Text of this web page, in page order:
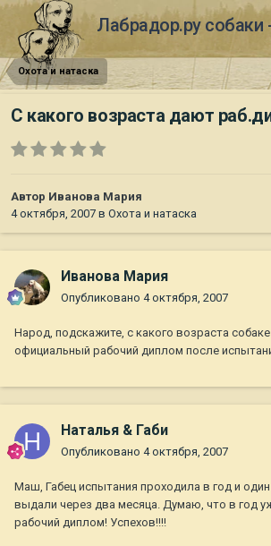
Лабрадор.ру собаки
Охота и натаска
С какого возраста дают
Автор Иванова Мария
4 октября, 2007 в Охота и натаска
Иванова Мария
Опубликовано 4 октября, 2007
Народ, подскажите, с какого возраста
официальный рабочий диплом после
Наталья & Габи
Опубликовано 4 октября, 2007
Маш, Габец испытания проходила в год и
выдали через два месяца. Думаю, что в год
рабочий диплом! Успехов!!!!